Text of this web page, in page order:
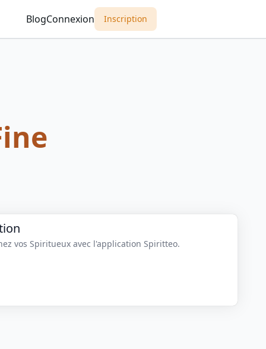
BlogConnexion Inscription
vos Spiritueux avec l'application Spiritteo.